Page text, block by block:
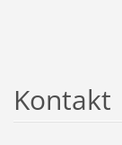
Kontakt